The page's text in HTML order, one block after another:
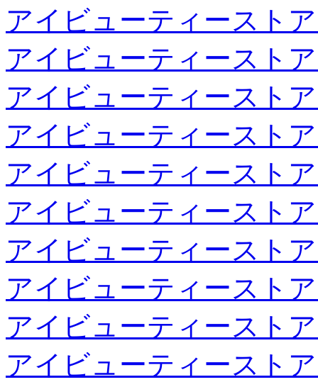
アイビューティースト
アイビューティースト
アイビューティースト
アイビューティースト
アイビューティースト
アイビューティースト
アイビューティースト
アイビューティースト
アイビューティースト
アイビューティースト